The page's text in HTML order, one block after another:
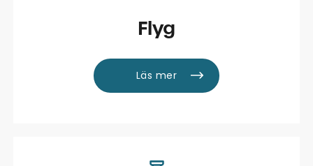
Flyg
Läs mer